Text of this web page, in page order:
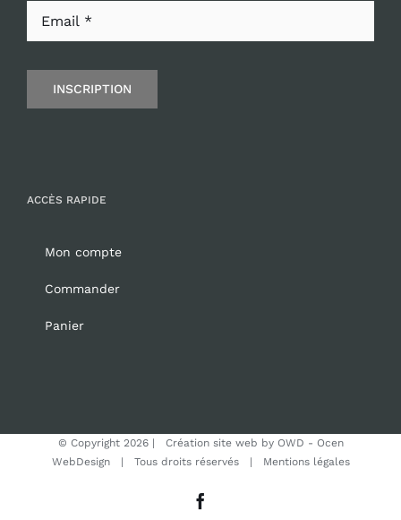
INSCRIPTION
ACCÈS RAPIDE
Mon compte
Commander
Panier
© Copyright 2026 | Création site web by OWD - Ocen
WebDesign| Tous droits réservés | Mentions légales
Facebook